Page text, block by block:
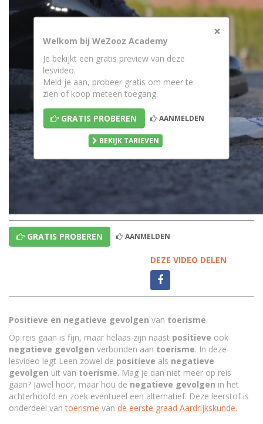
×
Welkom bij WeZooz Academy
Je bekijkt een gratis preview van deze
lesvideo.
Meld je aan, probeer gratis om meer te
zien of koop meteen toegang.
GRATIS PROBEREN AANMELDEN
BEKIJK TARIEVEN
GRATIS PROBEREN AANMELDEN
DEZE VIDEO DELEN
Positieve en negatieve gevolgen van toerisme.
Op reis gaan is fijn, maar helaas zijn naast positieve ook
negatieve gevolgen verbonden aan toerisme. In deze
lesvideo legt Leen zowel de positieve als negatieve
gevolgen uit van toerisme. Mag je dan niet meer op reis
gaan? Jawel hoor, maar hou de negatieve gevolgen in het
achterhoofd en zoek eventueel een alternatief. Deze leerstof is
onderdeel vantoerisme van de eerste graad Aardrijkskunde.